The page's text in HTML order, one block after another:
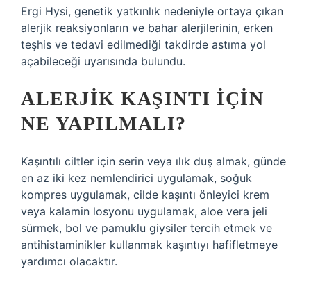
Ergi Hysi, genetik yatkınlık nedeniyle ortaya çıkan
alerjik reaksiyonların ve bahar alerjilerinin, erken
teşhis ve tedavi edilmediği takdirde astıma yol
açabileceği uyarısında bulundu.
ALERJIK KAŞINTI IÇIN
NE YAPILMALI?
Kaşıntılı ciltler için serin veya ılık duş almak, günde
en az iki kez nemlendirici uygulamak, soğuk
kompres uygulamak, cilde kaşıntı önleyici krem ​​
veya kalamin losyonu uygulamak, aloe vera jeli
sürmek, bol ve pamuklu giysiler tercih etmek ve
antihistaminikler kullanmak kaşıntıyı hafifletmeye
yardımcı olacaktır.